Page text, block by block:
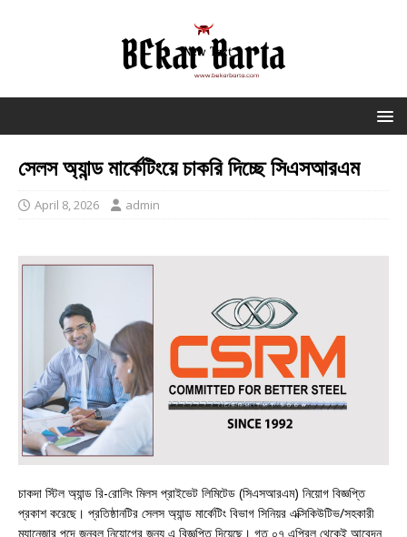
সেলস অ্যান্ড মার্কেটিংয়ে চাকরি দিচ্ছে সিএসআরএম
April 8, 2026 admin
চাকদা স্টিল অ্যান্ড রি-রোলিং মিলস প্রাইভেট লিমিটেড (সিএসআরএম) নিয়োগ বিজ্ঞপ্তি
প্রকাশ করেছে। প্রতিষ্ঠানটির সেলস অ্যান্ড মার্কেটিং বিভাগ সিনিয়র এক্সিকিউটিভ/সহকারী
ম্যানেজার পদে জনবল নিয়োগের জন্য এ বিজ্ঞপ্তি দিয়েছে। গত ০৭ এপ্রিল থেকেই আবেদন